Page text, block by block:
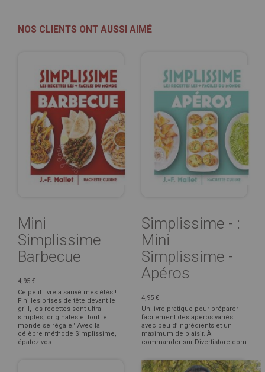
NOS CLIENTS ONT AUSSI AIMÉ
Mini
Simplissime
Barbecue
4,95 €
Ce petit livre a sauvé mes étés !
Fini les prises de tête devant le
grill, les recettes sont ultra-
simples, originales et tout le
monde se régale." Avec la
célèbre méthode Simplissime,
épatez vos ...
Simplissime - :
Mini
Simplissime -
Apéros
4,95 €
Un livre pratique pour préparer
facilement des apéros variés
avec peu d’ingrédients et un
maximum de plaisir. À
commander sur Divertistore.com